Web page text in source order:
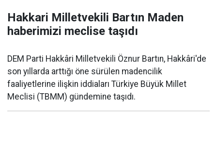
Hakkari Milletvekili Bartın Maden
haberimizi meclise taşıdı
DEM Parti Hakkâri Milletvekili Öznur Bartın, Hakkâri'de
son yıllarda arttığı öne sürülen madencilik
faaliyetlerine ilişkin iddiaları Türkiye Büyük Millet
Meclisi (TBMM) gündemine taşıdı.